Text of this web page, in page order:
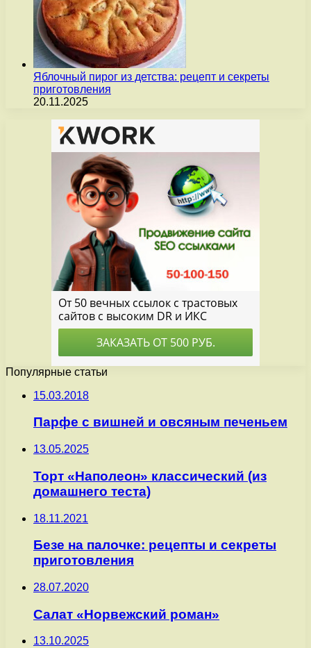
Яблочный пирог из детства: рецепт и секреты
приготовления
20.11.2025
Популярные статьи
15.03.2018
Парфе с вишней и овсяным печеньем
13.05.2025
Торт «Наполеон» классический (из
домашнего теста)
18.11.2021
Безе на палочке: рецепты и секреты
приготовления
28.07.2020
Салат «Норвежский роман»
13.10.2025